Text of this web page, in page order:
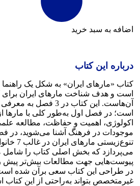
به سبد خرید
این کتاب
«مارهای ایران» به شکل یک راهنما
و هدف شناخت مارهای ایران برای
آن‌هاست. این کتاب در 3 فصل
در فصل اول به‌طور کلی با مارها از
اهمیت و حفاظت، مطالعه علمی
در فرهنگ آشنا می‌شوید، در
که بخش اصلی کتاب را شامل
جهت مطالعات بیش‌تر پیش
طراحی این کتاب سعی برآن شده
بتواند به‌راحتی از این کتاب